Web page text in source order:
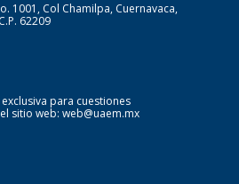
1001, Col Chamilpa, Cuernavaca,
62209
para cuestiones
sitio web: web@uaem.mx